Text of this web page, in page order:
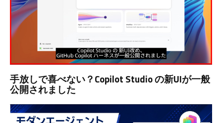
手放しで喜べない？Copilot Studio の新UIが一般
公開されました